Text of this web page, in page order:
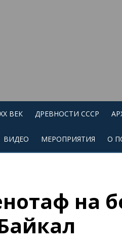
ВЕК ДРЕВНОСТИ СССР
ВИДЕО МЕРОПРИЯТИЯ О
на